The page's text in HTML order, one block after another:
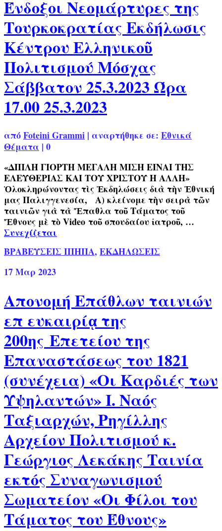
Ένδοξοι Νεομάρτυρες της
Τουρκοκρατίας Εκδήλωσις
Κέντρου Ελληνικοῦ
Πολιτισμού Μόσχας
Σάββατον 25.3.2023 Ώρα
17.00 25.3.2023
απόFoteini Grammi | αναρτήθηκε σε: Εθνικά
Θέματα | 0
«ΔΙΠΛΗ ΓΙΟΡΤΗ ΜΕΓΑΛΗ ΜΙΣΗ ΕΙΝΑΙ ΤΗΣ
ΕΛΕΥΘΕΡΙΑΣ ΚΑΙ ΤΟΥ ΧΡΙΣΤΟΥ Η ΑΛΛΗ»
Ὁλοκληρώνοντας τὶς Ἐκδηλώσεις διὰ τὴν Ἐθνική
μας Παλιγγενεσία, Α) κλείνομε τὴν σειρὰ τῶν
ταινιῶν γιὰ τὰ Ἔπαθλα τοῦ Τάματος τοῦ
Ἔθνους μὲ τὸ Video τοῦ σπουδαίου ἰατροῦ, …
Συνεχίζεται
ΒΡΑΒΕΥΣΕΙΣ ΙΠΗΠΑ, ΕΚΔΗΛΩΣΕΙΣ
17Μαρ 2023
Απονομή Επάθλων ταινιών
επ ευκαιρίᾳ της
200ης Επετείου της
Επαναστάσεως του 1821
(συνέχεια) «Οι Καρδιές των
Υψηλαντών» Ι. Ναός
Ταξιαρχών, Ρηγίλλης
Αρχείον Πολιτισμού κ.
Γεώργιος Λεκάκης Ταινία
εκτός Συναγωνισμού
Σωματείον «Οι Φίλοι του
Τάματος του Έθνους»